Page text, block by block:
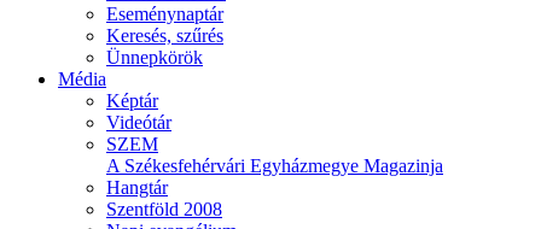
Eseménynaptár
Keresés, szűrés
Ünnepkörök
Média
Képtár
Videótár
SZEM
A Székesfehérvári Egyházmegye Magazinja
Hangtár
Szentföld 2008